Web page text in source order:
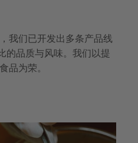
我们已开发出多条产品线
品质与风味。我们以提
品为荣。